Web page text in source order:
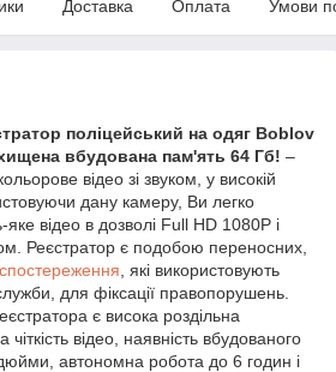
Доставка Оплата Умови
поліцейський на одяг Boblov
вбудована пам'ять 64 Гб! –
відео зі звуком, у високій
дану камеру, Ви легко
відео в дозволі Full HD 1080P і
Реєстратор є подобою переносних,
, які використовують
для фіксації правопорушень.
є висока роздільна
чіткість відео, наявність вбудованого
автономна робота до 6 годин і